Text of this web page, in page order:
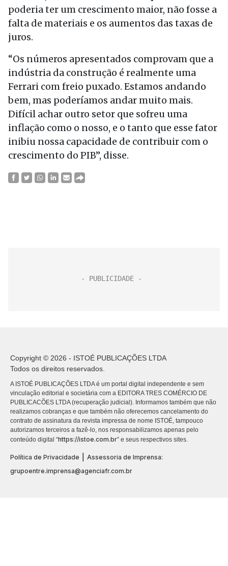
poderia ter um crescimento maior, não fosse a
falta de materiais e os aumentos das taxas de
juros.
“Os números apresentados comprovam que a
indústria da construção é realmente uma
Ferrari com freio puxado. Estamos andando
bem, mas poderíamos andar muito mais.
Difícil achar outro setor que sofreu uma
inflação como o nosso, e o tanto que esse fator
inibiu nossa capacidade de contribuir com o
crescimento do PIB”, disse.
Copyright © 2026 - ISTOÉ PUBLICAÇÕES LTDA
Todos os direitos reservados.
A ISTOÉ PUBLICAÇÕES LTDA é um portal digital independente e sem
vinculação editorial e societária com a EDITORA TRES COMÉRCIO DE
PUBLICACÕES LTDA (recuperação judicial). Informamos também que não
realizamos cobranças e que também não oferecemos cancelamento do
contrato de assinatura da revista impressa de nome ISTOÉ, tampouco
autorizamos terceiros a fazê-lo, nos responsabilizamos apenas pelo
conteúdo digital “https://istoe.com.br” e seus respectivos sites.
Política de Privacidade
Assessoria de Imprensa:
grupoentre.imprensa@agenciafr.com.br